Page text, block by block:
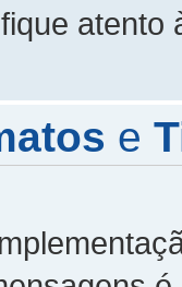
atento
e